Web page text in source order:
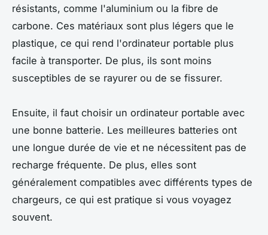
résistants, comme l'aluminium ou la fibre de
carbone. Ces matériaux sont plus légers que le
plastique, ce qui rend l'ordinateur portable plus
facile à transporter. De plus, ils sont moins
susceptibles de se rayurer ou de se fissurer.
Ensuite, il faut choisir un ordinateur portable avec
une bonne batterie. Les meilleures batteries ont
une longue durée de vie et ne nécessitent pas de
recharge fréquente. De plus, elles sont
généralement compatibles avec différents types de
chargeurs, ce qui est pratique si vous voyagez
souvent.